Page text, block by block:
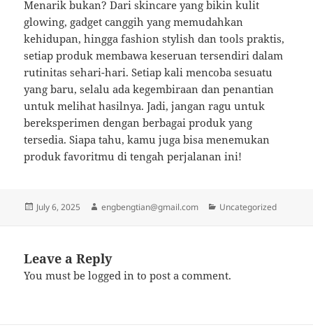
Menarik bukan? Dari skincare yang bikin kulit
glowing, gadget canggih yang memudahkan
kehidupan, hingga fashion stylish dan tools praktis,
setiap produk membawa keseruan tersendiri dalam
rutinitas sehari-hari. Setiap kali mencoba sesuatu
yang baru, selalu ada kegembiraan dan penantian
untuk melihat hasilnya. Jadi, jangan ragu untuk
bereksperimen dengan berbagai produk yang
tersedia. Siapa tahu, kamu juga bisa menemukan
produk favoritmu di tengah perjalanan ini!
Posted
July 6, 2025 Author
engbengtian@gmail.com Categories
Uncategorized
Leave a Reply
You must belogged in to post a comment.